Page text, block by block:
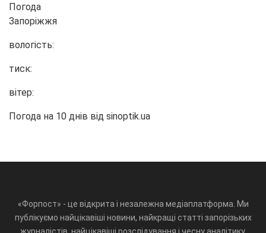
Погода
Запоріжжя
вологість:
тиск:
вітер:
Погода на 10 днів від sinoptik.ua
«Форпост» - це відкрита і незалежна медіаплатформа. Ми
публікуємо найцікавіші новини, найкращі статті запорізьких
журналістів, найцікавіші розслідування і чесну аналітику.